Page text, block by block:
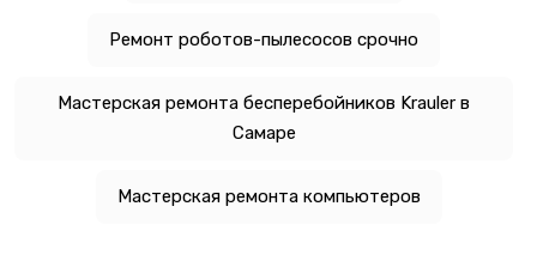
Ремонт роботов-пылесосов срочно
Мастерская ремонта бесперебойников Krauler в
Самаре
Мастерская ремонта компьютеров